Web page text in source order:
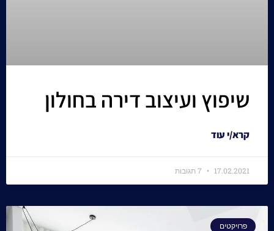
שיפוץ ועיצוב דירה בחולון
קרא/י עוד
17.02.2021
פרויקטים